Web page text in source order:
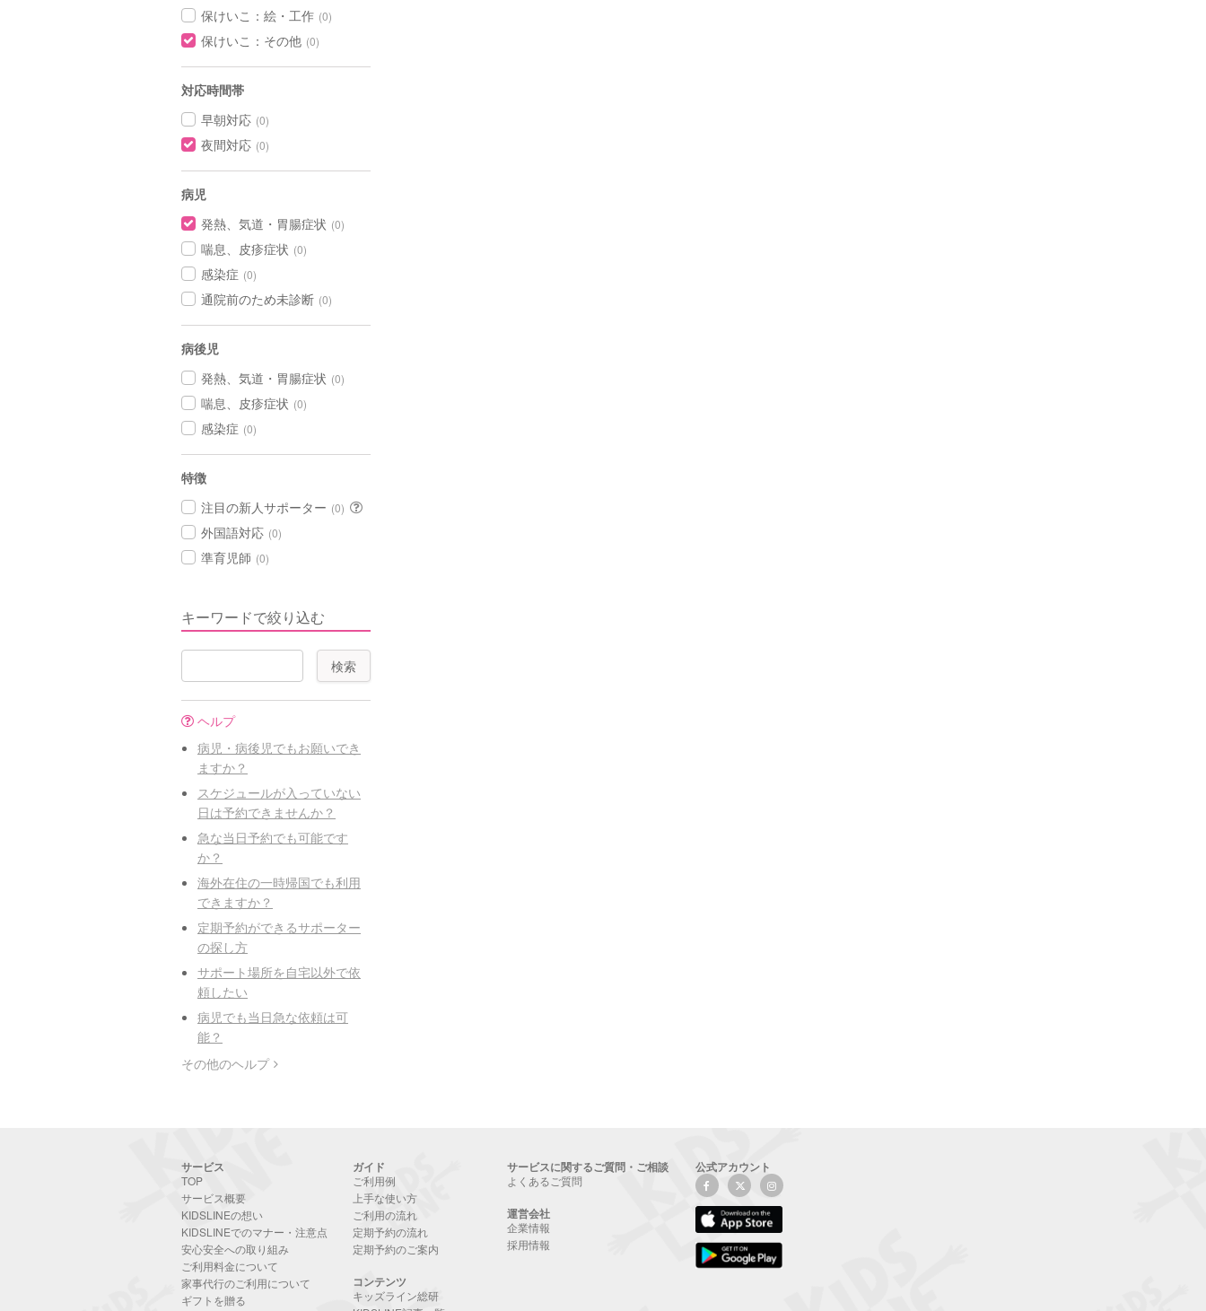
保けいこ：絵・工作 (0)
保けいこ：その他 (0)
対応時間帯
早朝対応 (0)
夜間対応 (0)
病児
発熱、気道・胃腸症状 (0)
喘息、皮疹症状 (0)
感染症 (0)
通院前のため未診断 (0)
病後児
発熱、気道・胃腸症状 (0)
喘息、皮疹症状 (0)
感染症 (0)
特徴
注目の新人サポーター (0)
外国語対応 (0)
準育児師 (0)
キーワードで絞り込む
ヘルプ
病児・病後児でもお願いでき
ますか？
スケジュールが入っていない
日は予約できませんか？
急な当日予約でも可能です
か？
海外在住の一時帰国でも利用
できますか？
定期予約ができるサポーター
の探し方
サポート場所を自宅以外で依
頼したい
病児でも当日急な依頼は可
能？
その他のヘルプ
サービス
TOP
サービス概要
KIDSLINEの想い
KIDSLINEでのマナー・注意点
安心安全への取り組み
ご利用料金について
家事代行のご利用について
ギフトを贈る
ガイド
ご利用例
上手な使い方
ご利用の流れ
定期予約の流れ
定期予約のご案内
コンテンツ
キッズライン総研
サービスに関するご質問・ご相談
よくあるご質問
運営会社
企業情報
採用情報
公式アカウント